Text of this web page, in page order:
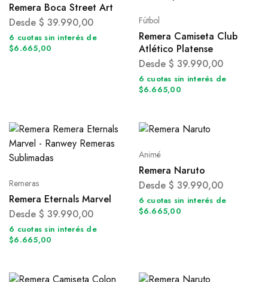
Remera Boca Street Art
Desde $ 39.990,00
6 cuotas sin interés de
$6.665,00
Fútbol
Remera Camiseta Club
Atlético Platense
Desde $ 39.990,00
6 cuotas sin interés de
$6.665,00
Remeras
Remera Eternals Marvel
Desde $ 39.990,00
6 cuotas sin interés de
$6.665,00
Animé
Remera Naruto
Desde $ 39.990,00
6 cuotas sin interés de
$6.665,00